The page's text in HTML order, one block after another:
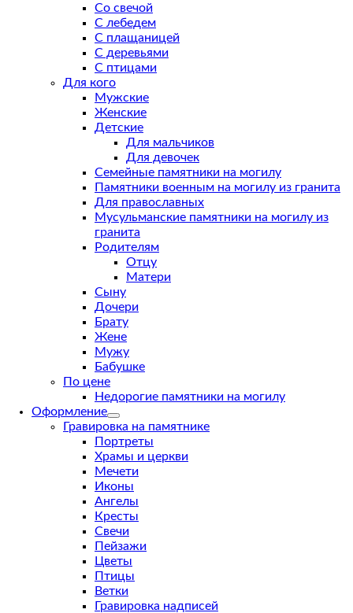
Со свечой
С лебедем
С плащаницей
С деревьями
С птицами
Для кого
Мужские
Женские
Детские
Для мальчиков
Для девочек
Семейные памятники на могилу
Памятники военным на могилу из гранита
Для православных
Мусульманские памятники на могилу из
гранита
Родителям
Отцу
Матери
Сыну
Дочери
Брату
Жене
Мужу
Бабушке
По цене
Недорогие памятники на могилу
Оформление
Гравировка на памятнике
Портреты
Храмы и церкви
Мечети
Иконы
Ангелы
Кресты
Свечи
Пейзажи
Цветы
Птицы
Ветки
Гравировка надписей